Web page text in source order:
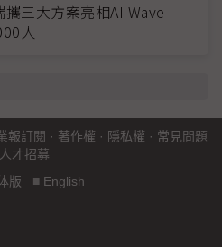
三大方案亮相AI Wave
人
報訂閱 · 著作權 · 隱私權 · 常見問題
人才招募
版 ■ English